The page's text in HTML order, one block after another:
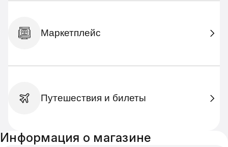
Маркетплейс
Путешествия и билеты
Информация о магазине